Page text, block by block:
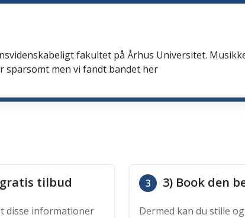
fakultet på Århus Universitet.
men vi fandt bandet her
tilbud
disse informationer
3 3) Book den
Dermed kan du stille